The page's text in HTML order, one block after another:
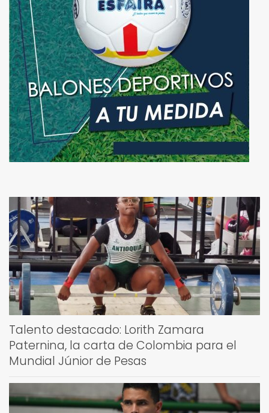
Talento destacado: Lorith Zamara
Paternina, la carta de Colombia para el
Mundial Júnior de Pesas